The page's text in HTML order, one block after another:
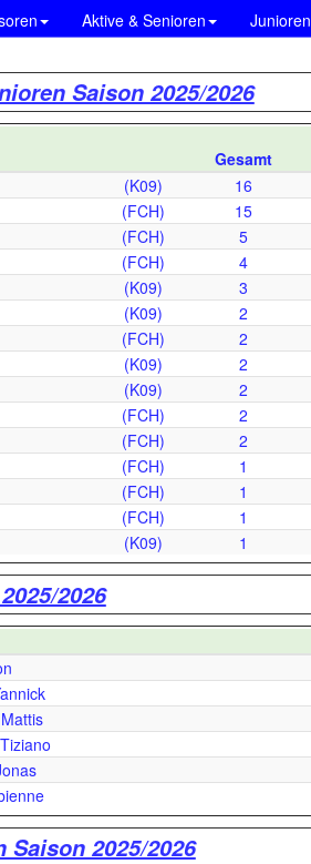
Aktive & Senioren Junioren
Saison 2025/2026
Gesamt
(K09) 16
(FCH) 15
(FCH) 5
(FCH) 4
(K09) 3
(K09) 2
(FCH) 2
(K09) 2
(K09) 2
(FCH) 2
(FCH) 2
(FCH) 1
(FCH) 1
(FCH) 1
(K09) 1
2026
2025/2026